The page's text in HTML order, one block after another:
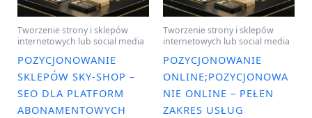
Tworzenie strony i sklepów
internetowych lub social media
POZYCJONOWANIE
SKLEPÓW SKY-SHOP –
SEO DLA PLATFORM
ABONAMENTOWYCH
Tworzenie strony i sklepów
internetowych lub social media
POZYCJONOWANIE
ONLINE;POZYCJONOWA
NIE ONLINE – PEŁEN
ZAKRES USŁUG